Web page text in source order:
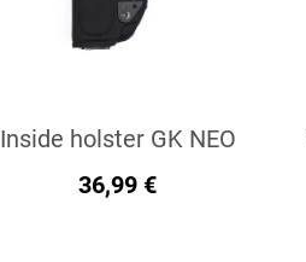
Inside holster GK NEO
36,99 €